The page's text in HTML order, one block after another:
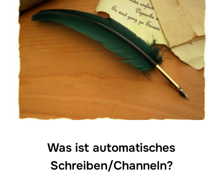
Was ist automatisches
Schreiben/Channeln?